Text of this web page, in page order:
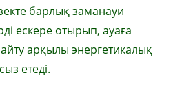
бар­лық заманауи
ескере отырып, ауаға
арқылы энер­гетикалық
етеді.